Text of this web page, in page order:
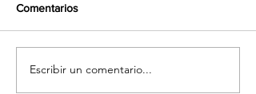
Comentarios
Escribir un comentario...